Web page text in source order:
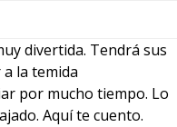
divertida. Tendrá sus
la temida
por mucho tiempo. Lo
Aquí te cuento.